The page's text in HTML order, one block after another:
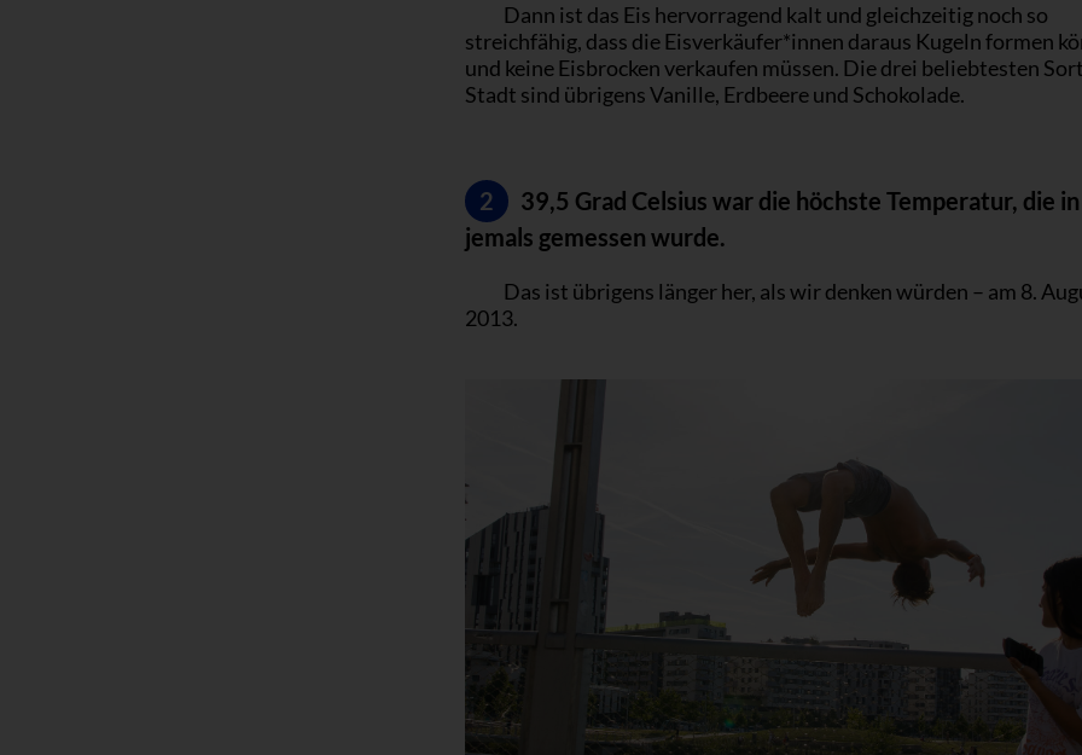
Dann ist das Eis hervorragend kalt und gleichzeitig noch so
streichfähig, dass die Eisverkäufer*innen daraus Kugeln formen
und keine Eisbrocken verkaufen müssen. Die drei beliebtesten
Stadt sind übrigens Vanille, Erdbeere und Schokolade.
2
39,5 Grad Celsius war die höchste Temperatur, die
jemals gemessen wurde.
Das ist übrigens länger her, als wir denken würden – am 8.
2013.